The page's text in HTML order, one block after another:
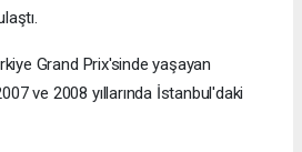
Grand Prix'sinde yaşayan
ve 2008 yıllarında İstanbul'daki